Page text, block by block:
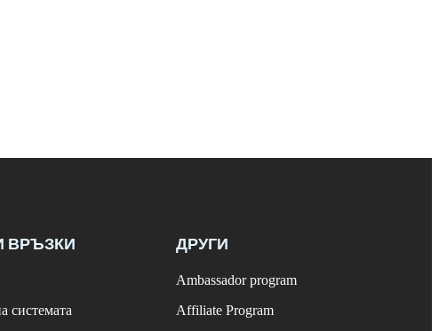
ВРЪЗКИ
системата
ДРУГИ
Ambassador program
Affiliate Program